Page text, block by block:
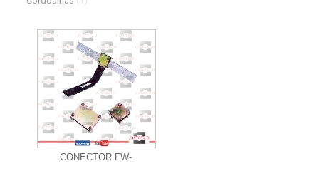
+ Informações
CONECTOR FW-